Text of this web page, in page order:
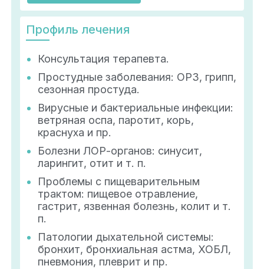
Профиль лечения
Консультация терапевта.
Простудные заболевания: ОРЗ, грипп,
сезонная простуда.
Вирусные и бактериальные инфекции:
ветряная оспа, паротит, корь,
краснуха и пр.
Болезни ЛОР-органов: синусит,
ларингит, отит и т. п.
Проблемы с пищеварительным
трактом: пищевое отравление,
гастрит, язвенная болезнь, колит и т.
п.
Патологии дыхательной системы:
бронхит, бронхиальная астма, ХОБЛ,
пневмония, плеврит и пр.